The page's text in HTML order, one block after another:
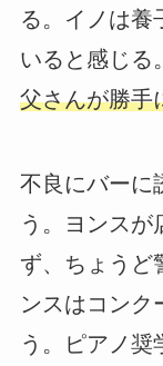
る。イノは養
いると感じる。
父さんが勝
不良にバーに
う。ヨンスが
ず、ちょうど
ンスはコンク
う。ピアノ奨